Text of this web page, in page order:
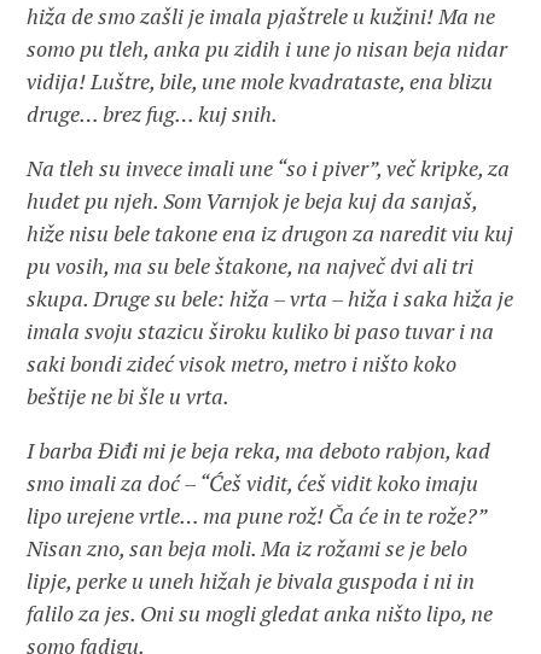
hiža de smo zašli je imala pjaštrele u kužini! Ma ne
somo pu tleh, anka pu zidih i une jo nisan beja nidar
vidija! Luštre, bile, une mole kvadrataste, ena blizu
druge… brez fug… kuj snih.
Na tleh su invece imali une “so i piver”, več kripke, za
hudet pu njeh. Som Varnjok je beja kuj da sanjaš,
hiže nisu bele takone ena iz drugon za naredit viu kuj
pu vosih, ma su bele štakone, na največ dvi ali tri
skupa. Druge su bele: hiža – vrta – hiža i saka hiža je
imala svoju stazicu široku kuliko bi paso tuvar i na
saki bondi zideć visok metro, metro i ništo koko
beštije ne bi šle u vrta.
I barba Điđi mi je beja reka, ma deboto rabjon, kad
smo imali za doć – “Ćeš vidit, ćeš vidit koko imaju
lipo urejene vrtle… ma pune rož! Ča će in te rože?”
Nisan zno, san beja moli. Ma iz rožami se je belo
lipje, perke u uneh hižah je bivala guspoda i ni in
falilo za jes. Oni su mogli gledat anka ništo lipo, ne
somo fadigu.